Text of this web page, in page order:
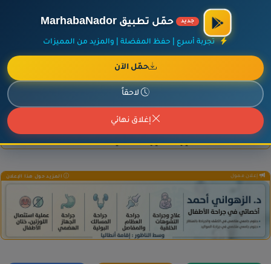
أضف نشاطك مجاناً
جديد حمّل تطبيق MarhabaNador
تجربة أسرع | حفظ المفضلة | والمزيد من المميزات
حمّل الآن
لاحقاً
إغلاق نهائي
إعلان ممول المزيد حول هذا الإعلان
إعلان ممول المزيد حول هذا الإعلان